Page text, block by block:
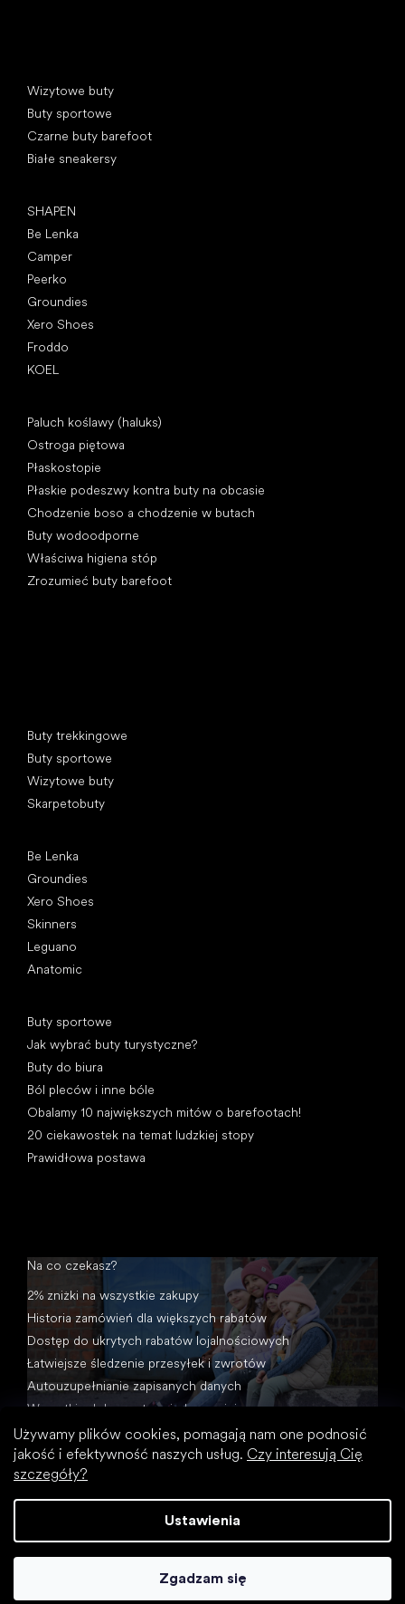
Używamy plików cookies, pomagają nam one podnosić
jakość i efektywność naszych usług. Czy interesują Cię
szczegóły?
Ustawienia
Zgadzam się
Wizytowe buty
Buty sportowe
Czarne buty barefoot
Białe sneakersy
SHAPEN
Be Lenka
Camper
Peerko
Groundies
Xero Shoes
Froddo
KOEL
Paluch koślawy (haluks)
Ostroga piętowa
Płaskostopie
Płaskie podeszwy kontra buty na obcasie
Chodzenie boso a chodzenie w butach
Buty wodoodporne
Właściwa higiena stóp
Zrozumieć buty barefoot
Buty trekkingowe
Buty sportowe
Wizytowe buty
Skarpetobuty
Be Lenka
Groundies
Xero Shoes
Skinners
Leguano
Anatomic
Buty sportowe
Jak wybrać buty turystyczne?
Buty do biura
Ból pleców i inne bóle
Obalamy 10 największych mitów o barefootach!
20 ciekawostek na temat ludzkiej stopy
Prawidłowa postawa
Na co czekasz?
2% zniżki na wszystkie zakupy
Historia zamówień dla większych rabatów
Dostęp do ukrytych rabatów lojalnościowych
Łatwiejsze śledzenie przesyłek i zwrotów
Autouzupełnianie zapisanych danych
Wszystkie dokumenty w jednym miejscu
Opracował Shoptet
Footic. Wszystkie prawa zastrzeżone.